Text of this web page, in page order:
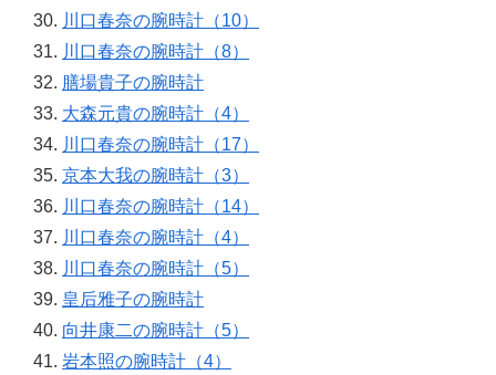
川口春奈の腕時計（10）
川口春奈の腕時計（8）
膳場貴子の腕時計
大森元貴の腕時計（4）
川口春奈の腕時計（17）
京本大我の腕時計（3）
川口春奈の腕時計（14）
川口春奈の腕時計（4）
川口春奈の腕時計（5）
皇后雅子の腕時計
向井康二の腕時計（5）
岩本照の腕時計（4）